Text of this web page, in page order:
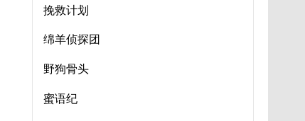
挽救计划
绵羊侦探团
野狗骨头
蜜语纪